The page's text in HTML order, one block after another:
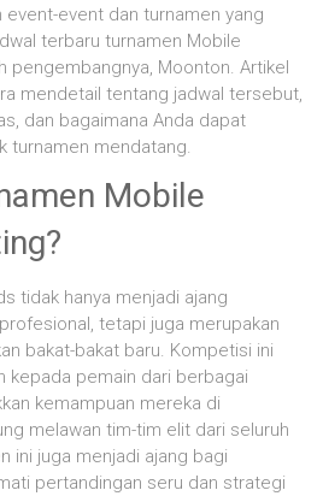
event dan turnamen yang
terbaru turnamen Mobile
pengembangnya, Moonton. Artikel
mendetail tentang jadwal tersebut,
dan bagaimana Anda dapat
turnamen mendatang.
Mobile
tidak hanya menjadi ajang
tetapi juga merupakan
bakat-bakat baru. Kompetisi ini
kepada pemain dari berbagai
kemampuan mereka di
melawan tim-tim elit dari seluruh
ini juga menjadi ajang bagi
pertandingan seru dan strategi